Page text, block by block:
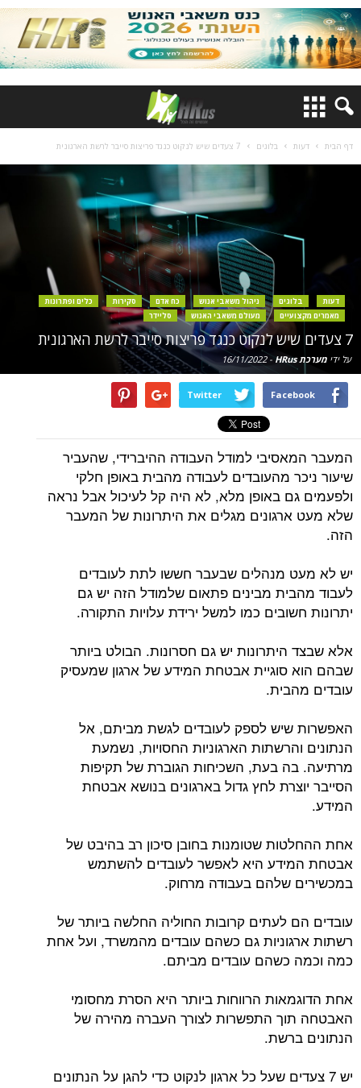
דף הבית דעות בלוגים 7 צעדים שיש לנקוט כנגד פריצות סייבר לרשת הארגונית
דעות בלוגים ניהול משאבי אנוש כח אדם סקירות
כלים ופתרונות
מאמרים מקצועיים
מעולם משאבי האנוש סליידר
7 צעדים שיש לנקוט כנגד פריצות סייבר לרשת הארגונית
על ידי מערכת HRus -
16/11/2022
Facebook
Twitter
המעבר המאסיבי למודל העבודה ההיברידי, שהעביר
שיעור ניכר מהעובדים לעבודה מהבית באופן חלקי
ולפעמים גם באופן מלא, לא היה קל לעיכול אבל נראה
שלא מעט ארגונים מגלים את היתרונות של המעבר
הזה.
יש לא מעט מנהלים שבעבר חששו לתת לעובדים
לעבוד מהבית מבינים פתאום שלמודל הזה יש גם
יתרונות חשובים כמו למשל ירידת עלויות התקורה.
אלא שבצד היתרונות יש גם חסרונות. הבולט ביותר
שבהם הוא סוגיית אבטחת המידע של ארגון שמעסיק
עובדים מהבית.
האפשרות שיש לספק לעובדים לגשת מביתם, אל
הנתונים והרשתות הארגוניות החסויות, נשמעת
מרתיעה. בה בעת, השכיחות הגוברת של תקיפות
הסייבר יוצרת לחץ גדול בארגונים בנושא אבטחת
המידע.
אחת ההחלטות שטומנות בחובן סיכון רב בהיבט של
אבטחת המידע היא לאפשר לעובדים להשתמש
במכשירים שלהם בעבודה מרחוק.
עובדים הם לעתים קרובות החוליה החלשה ביותר של
רשתות ארגוניות גם כשהם עובדים מהמשרד, ועל אחת
כמה וכמה כשהם עובדים מביתם.
אחת הדוגמאות הרווחות ביותר היא הסרת מחסומי
האבטחה תוך התפשרות לצורך העברה מהירה של
הנתונים ברשת.
יש 7 צעדים שעל כל ארגון לנקוט כדי להגן על הנתונים